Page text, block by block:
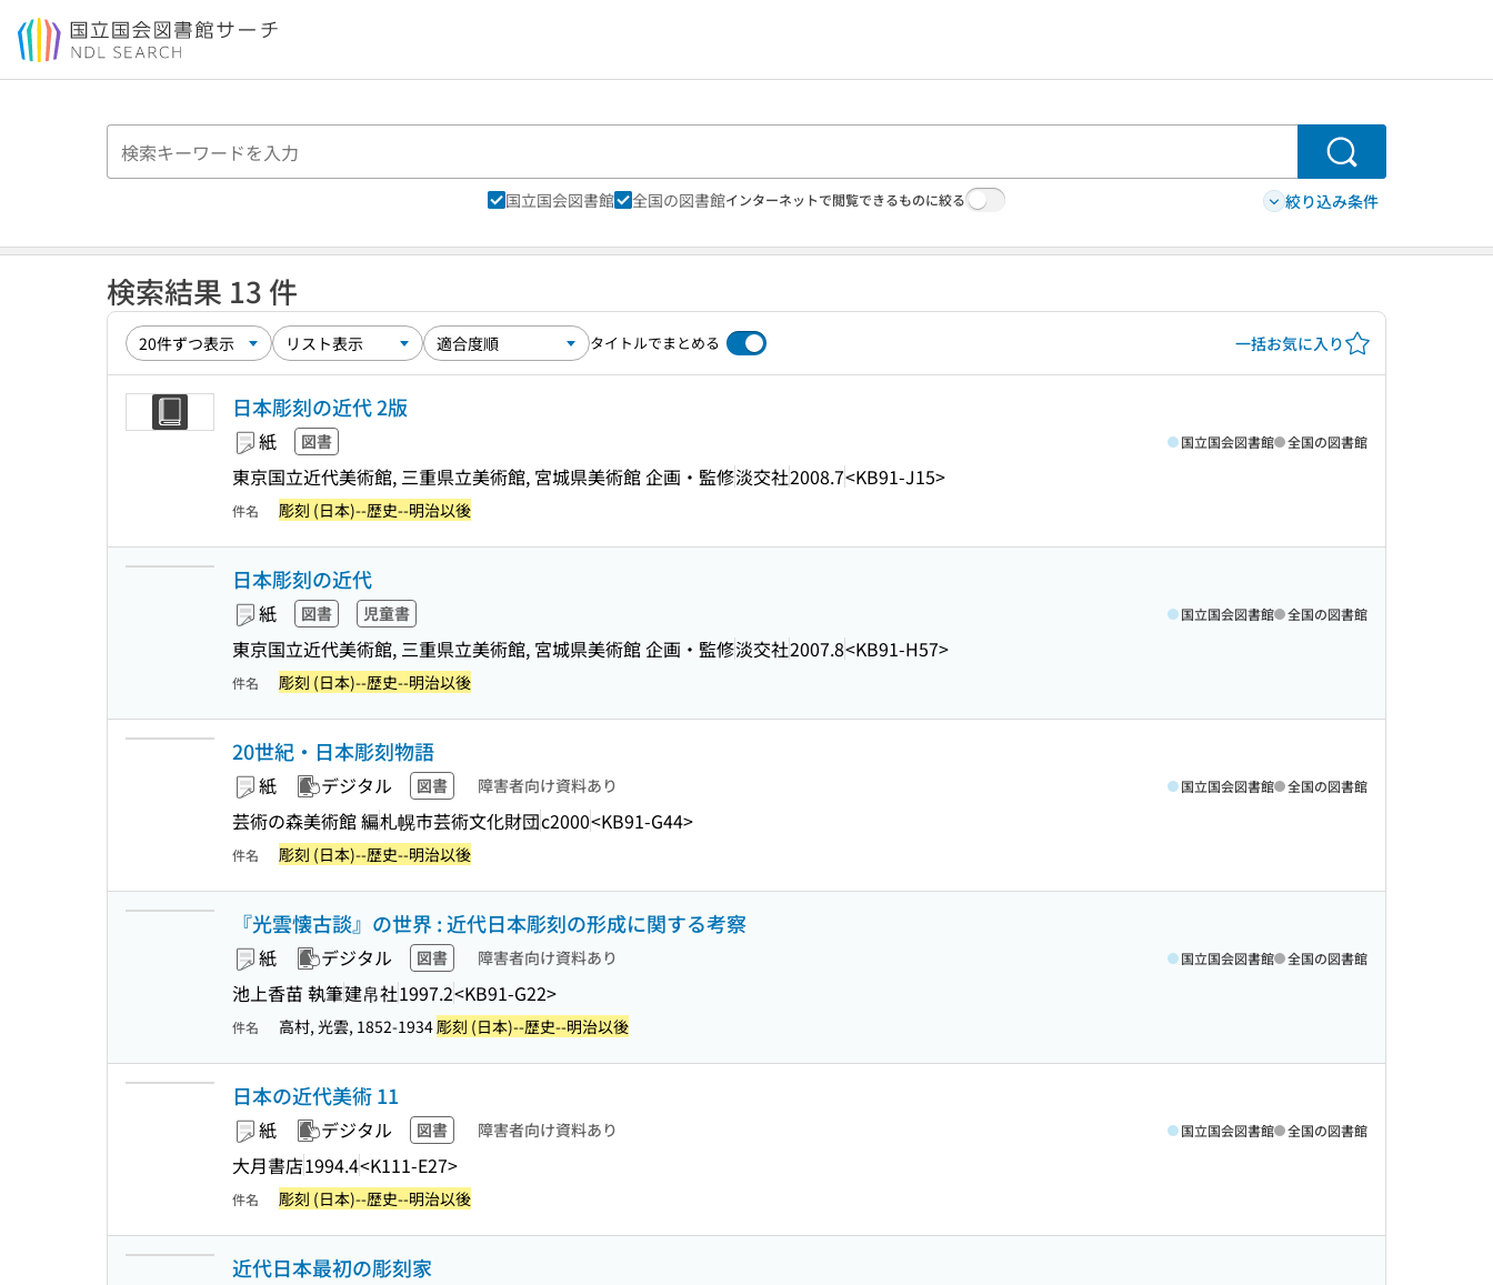
本文へ移動
検索
国立国会図書館 全国の図書館インターネットで閲覧できるものに絞る 絞り込み条件
検索結果 13 件
タイトルでまとめる 一括お気に入り
日本彫刻の近代 2版
紙 図書
東京国立近代美術館, 三重県立美術館, 宮城県美術館 企画・監修淡交社2008.7<KB91-J15>
国立国会図書館 全国の図書館
件名 彫刻 (日本)--歴史--明治以後
日本彫刻の近代
紙 図書 児童書
東京国立近代美術館, 三重県立美術館, 宮城県美術館 企画・監修淡交社2007.8<KB91-H57>
国立国会図書館 全国の図書館
件名 彫刻 (日本)--歴史--明治以後
20世紀・日本彫刻物語
紙 デジタル 図書 障害者向け資料あり
芸術の森美術館 編札幌市芸術文化財団c2000<KB91-G44>
国立国会図書館 全国の図書館
件名 彫刻 (日本)--歴史--明治以後
『光雲懐古談』の世界 : 近代日本彫刻の形成に関する考察
紙 デジタル 図書 障害者向け資料あり
池上香苗 執筆建帛社1997.2<KB91-G22>
国立国会図書館 全国の図書館
件名 高村, 光雲, 1852-1934彫刻 (日本)--歴史--明治以後
日本の近代美術 11
紙 デジタル 図書 障害者向け資料あり
大月書店1994.4<K111-E27>
国立国会図書館 全国の図書館
件名 彫刻 (日本)--歴史--明治以後
近代日本最初の彫刻家